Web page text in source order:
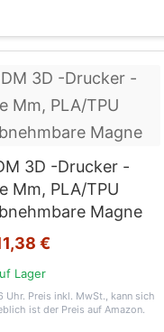
3D -Drucker -
Mm, PLA/TPU
Magne
€
Lager
Uhr. Preis inkl. MwSt., kann sich
ist der Preis auf Amazon.